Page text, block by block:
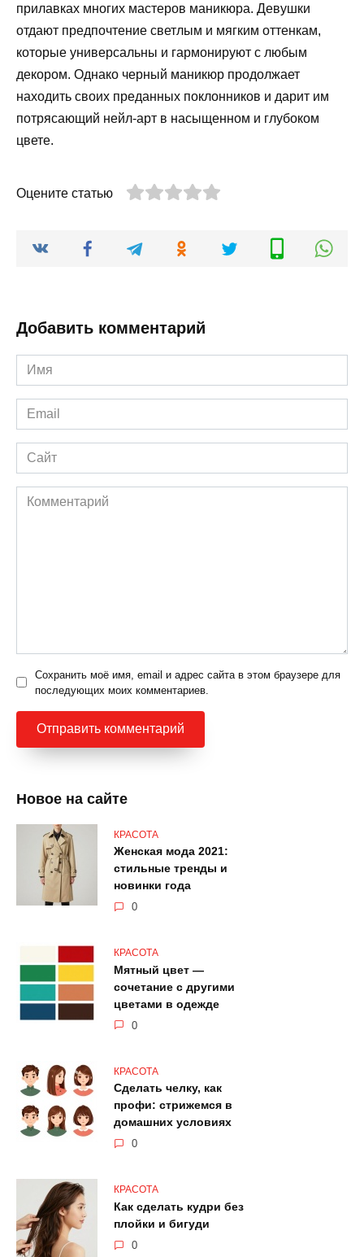
прилавках многих мастеров маникюра. Девушки
отдают предпочтение светлым и мягким оттенкам,
которые универсальны и гармонируют с любым
декором. Однако черный маникюр продолжает
находить своих преданных поклонников и дарит им
потрясающий нейл-арт в насыщенном и глубоком
цвете.
Оцените статью
Добавить комментарий
Имя
*
Email
*
Сайт
Комментарий
Сохранить моё имя, email и адрес сайта в этом браузере для
последующих моих комментариев.
Новое на сайте
КРАСОТА
Женская мода 2021:
стильные тренды и
новинки года
0
КРАСОТА
Мятный цвет —
сочетание с другими
цветами в одежде
0
КРАСОТА
Сделать челку, как
профи: стрижемся в
домашних условиях
0
КРАСОТА
Как сделать кудри без
плойки и бигуди
0